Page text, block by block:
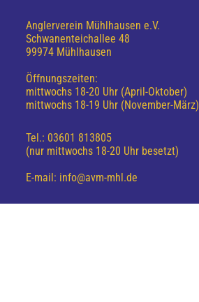
Anglerverein Mühlhausen e.V.
Schwanenteichallee 48
99974 Mühlhausen
Öffnungszeiten:
mittwochs 18-20 Uhr (April-Oktober)
mittwochs 18-19 Uhr (November-März)
Tel.: 03601 813805
(nur mittwochs 18-20 Uhr besetzt)
E-mail: info@avm-mhl.de